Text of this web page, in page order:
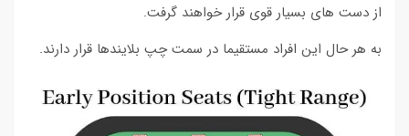
از دست های بسیار قوی قرار خواهند گرفت.
به هر حال این افراد مستقیما در سمت چپ بلایندها قرار دارند.